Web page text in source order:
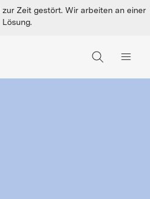
Zeit gestört. Wir arbeiten an einer
Lösung.